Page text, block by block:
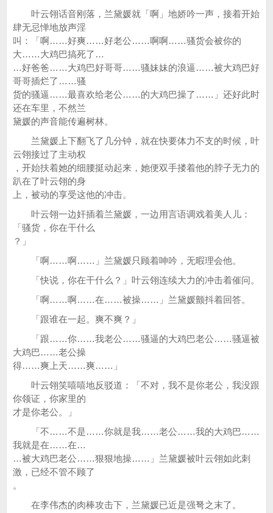
叶云翎话音刚落，兰黛媛就「啊」地娇吟一声，接着开始
肆无忌惮地放声淫
叫：「啊……好爽……好老公……啊啊……骚货会被你的
大……大鸡巴搞死了…
…好爸爸……大鸡巴好哥哥……骚妹妹的浪逼……被大鸡巴好
哥哥插烂了……骚
货的骚逼……最喜欢给老公……的大鸡巴操了……」还好此时
还在车里，不然兰
黛媛的声音能传遍树林。
兰黛媛上下翻飞了几分钟，就在快要体力不支的时候，叶
云翎接过了主动权
，开始扶着她的细腰挺动起来，她便双手搂着他的脖子无力的
趴在了叶云翎的身
上，被动的享受这他的冲击。
叶云翎一边奸插着兰黛媛，一边用言语调戏着美人儿：
「骚货，你在干什么
？」
「啊……啊……」兰黛媛只顾着呻吟，无暇理会他。
「快说，你在干什么？」叶云翎连续大力的冲击着催问。
「啊……啊……在……被操……」兰黛媛颤抖着回答。
「跟谁在一起。爽不爽？」
「跟……你……我老公……骚逼的大鸡巴老公……骚逼被
大鸡巴……老公操
得……爽上天……爽……」
叶云翎笑嘻嘻地反驳道：「不对，我不是你老公，我没跟
你领证，你家里的
才是你老公。」
「不……不是……你就是我……老公……我的大鸡巴……
我就是在……在…
…被大鸡巴老公……狠狠地操……」兰黛媛被叶云翎如此刺
激，已经不管不顾了
。
在李伟杰的肉棒攻击下，兰黛媛已近是强弩之末了。